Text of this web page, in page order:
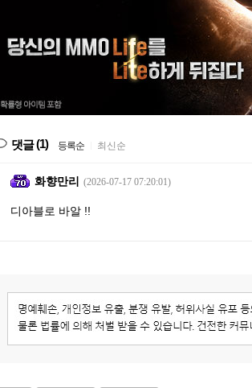
댓글(1) 등록순 최신순
화향만리 (2026-07-17 07:20:01)
디아블로 바알 !!